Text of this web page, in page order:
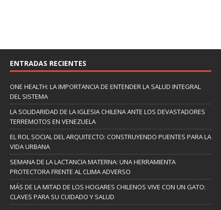
ENTRADAS RECIENTES
ONE HEALTH: LA IMPORTANCIA DE ENTENDER LA SALUD INTEGRAL
DEL SISTEMA
LA SOLIDARIDAD DE LA IGLESIA CHILENA ANTE LOS DEVASTADORES
TERREMOTOS EN VENEZUELA
EL ROL SOCIAL DEL ARQUITECTO: CONSTRUYENDO PUENTES PARA LA
VIDA URBANA
SEMANA DE LA LACTANCIA MATERNA: UNA HERRAMIENTA
PROTECTORA FRENTE AL CLIMA ADVERSO
MÁS DE LA MITAD DE LOS HOGARES CHILENOS VIVE CON UN GATO:
CLAVES PARA SU CUIDADO Y SALUD